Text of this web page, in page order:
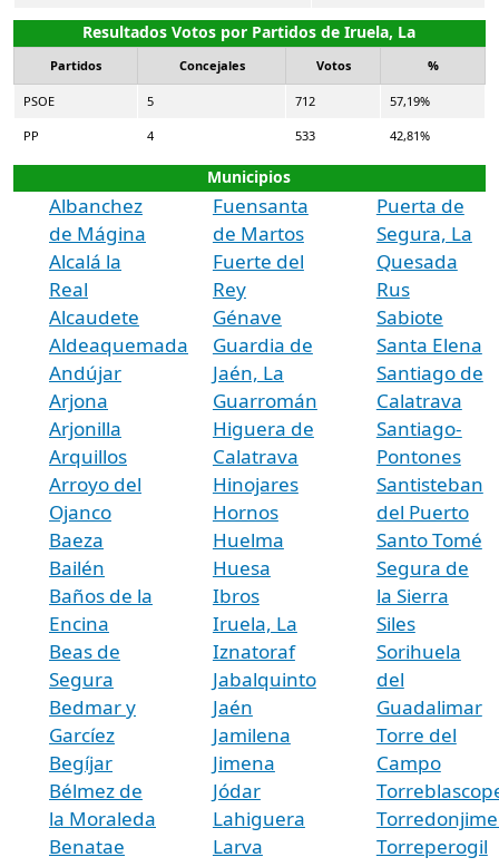
Resultados Votos por Partidos de Iruela, La
Partidos Concejales Votos %
PSOE 5 712 57,19%
PP 4 533 42,81%
Municipios
Albanchez
de Mágina
Alcalá la
Real
Alcaudete
Aldeaquemada
Andújar
Arjona
Arjonilla
Arquillos
Arroyo del
Ojanco
Baeza
Bailén
Baños de la
Encina
Beas de
Segura
Bedmar y
Garcíez
Begíjar
Bélmez de
la Moraleda
Benatae
Fuensanta
de Martos
Fuerte del
Rey
Génave
Guardia de
Jaén, La
Guarromán
Higuera de
Calatrava
Hinojares
Hornos
Huelma
Huesa
Ibros
Iruela, La
Iznatoraf
Jabalquinto
Jaén
Jamilena
Jimena
Jódar
Lahiguera
Larva
Puerta de
Segura, La
Quesada
Rus
Sabiote
Santa Elena
Santiago de
Calatrava
Santiago-
Pontones
Santisteban
del Puerto
Santo Tomé
Segura de
la Sierra
Siles
Sorihuela
del
Guadalimar
Torre del
Campo
Torreperogil